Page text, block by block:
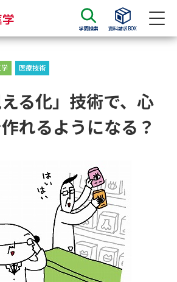
学問検索 資料請求BOX
請求
類から請求
大学入学共通テスト利用選抜の
募集要項＆願書
から請求
大学院の資料請求
医療技術
る化」技術で、心
れるようになる？